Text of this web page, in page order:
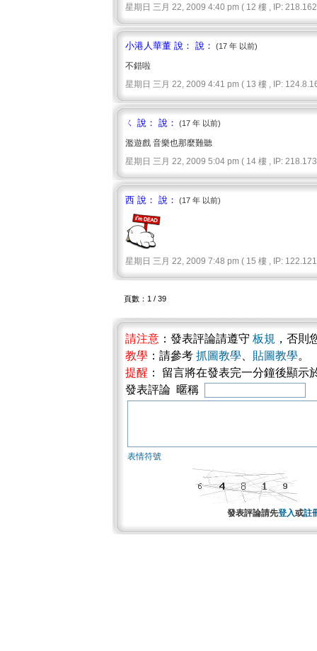
星期日 三月 22, 2009 4:40 pm ( 12 樓 , IP:
小港人華董 說： 說： (17 年 以前)
不錯啦
星期日 三月 22, 2009 4:41 pm ( 13 樓 , IP:
ㄑ 說： 說： (17 年 以前)
濫遊戲 音樂也那麼難聽
星期日 三月 22, 2009 5:04 pm ( 14 樓 , IP:
西 說： 說： (17 年 以前)
星期日 三月 22, 2009 7:48 pm ( 15 樓 , IP:
頁數：1 / 39
請注意 ：發表評論請遵守 板規 ，否則
教學 ：請參考 抓圖教學 貼圖教學。
提醒 ： 留言將在發表完一分鐘後顯
發表評論 暱稱
表情符號
發表評論請先登入或註